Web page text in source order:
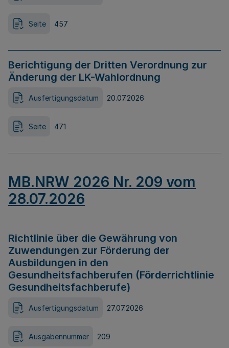
Seite 457
Berichtigung der Dritten Verordnung zur
Änderung der LK-Wahlordnung
Ausfertigungsdatum 20.07.2026
Seite 471
MB.NRW 2026 Nr. 209 vom
28.07.2026
Richtlinie über die Gewährung von
Zuwendungen zur Förderung der
Ausbildungen in den
Gesundheitsfachberufen (Förderrichtlinie
Gesundheitsfachberufe)
Ausfertigungsdatum 27.07.2026
Ausgabennummer 209